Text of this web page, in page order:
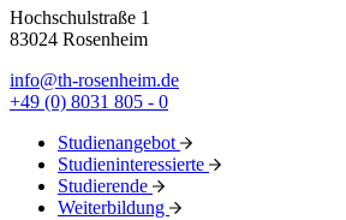
Hochschulstraße 1
83024 Rosenheim
info@th-rosenheim.de
+49 (0) 8031 805 - 0
Studienangebot
Studieninteressierte
Studierende
Weiterbildung